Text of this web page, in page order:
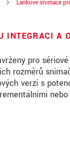
Lankové snímače
INTEGRACI A
pro
rozměrů
verzí s